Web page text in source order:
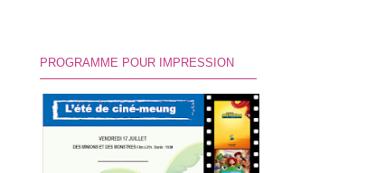
PROGRAMME POUR IMPRESSION